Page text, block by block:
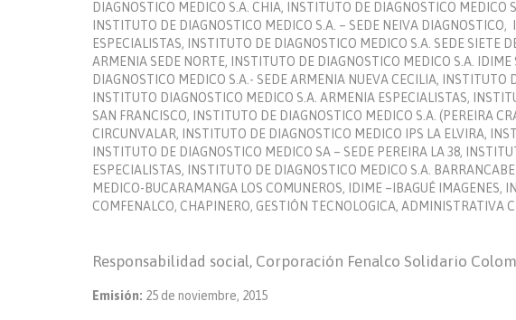
DIAGNOSTICO MEDICO S.A. CHIA, INSTITUTO DE DIAGNOSTICO MEDICO
INSTITUTO DE DIAGNOSTICO MEDICO S.A. – SEDE NEIVA
ESPECIALISTAS, INSTITUTO DE DIAGNOSTICO MEDICO S.A. SEDE SIETE
ARMENIA SEDE NORTE, INSTITUTO DE DIAGNOSTICO MEDICO S.A.
DIAGNOSTICO MEDICO S.A.- SEDE ARMENIA NUEVA CECILIA, INSTITUTO
INSTITUTO DIAGNOSTICO MEDICO S.A. ARMENIA ESPECIALISTAS,
SAN FRANCISCO, INSTITUTO DE DIAGNOSTICO MEDICO S.A. (PEREIRA
CIRCUNVALAR, INSTITUTO DE DIAGNOSTICO MEDICO IPS LA ELVIRA,
INSTITUTO DE DIAGNOSTICO MEDICO SA – SEDE PEREIRA LA 38,
ESPECIALISTAS, INSTITUTO DE DIAGNOSTICO MEDICO S.A.
MEDICO-BUCARAMANGA LOS COMUNEROS, IDIME –IBAGUÉ IMAGENES,
COMFENALCO, CHAPINERO, GESTIÓN TECNOLOGICA, ADMINISTRATIVA
Responsabilidad social, Corporación Fenalco Solidario
Emisión: 25 de noviembre, 2015